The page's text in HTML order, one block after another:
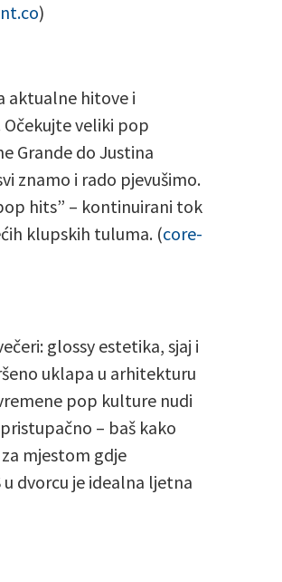
)
aktualne hitove i
veliki pop
Grande do Justina
znamo i rado pjevušimo.
hits” – kontinuirani tok
klupskih tuluma. (core-
glossy estetika, sjaj i
uklapa u arhitekturu
pop kulture nudi
– baš kako
mjestom gdje
u dvorcu je idealna ljetna